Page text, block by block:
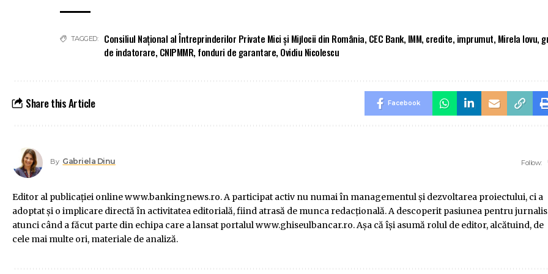
TAGGED: Consiliul Naţional al Întreprinderilor Private Mici şi Mijlocii din România, CEC Bank, IMM, credite, imprumut, Mirela Iovu,
de indatorare, CNIPMMR, fonduri de garantare, Ovidiu Nicolescu
Share this Article Facebook
By Gabriela Dinu Follow:
Editor al publicaţiei online www.bankingnews.ro. A participat activ nu numai în managementul şi dezvoltarea proiectului, ci a
adoptat şi o implicare directă în activitatea editorială, fiind atrasă de munca redacţională. A descoperit pasiunea pentru
atunci când a făcut parte din echipa care a lansat portalul www.ghiseulbancar.ro. Așa că îşi asumă rolul de editor, alcătuind, de
cele mai multe ori, materiale de analiză.